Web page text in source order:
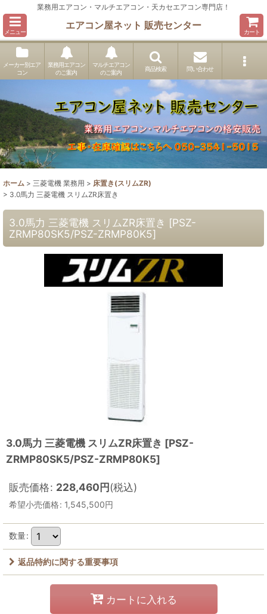
業務用エアコン・マルチエアコン・天カセエアコン専門店！
メニュー
エアコン屋ネット 販売センター
カート
メーカー別エア
コン
業務用エアコン
のご案内
マルチエアコン
のご案内
商品検索 問い合わせ
ホーム > 三菱電機 業務用 > 床置き(スリムZR)
> 3.0馬力 三菱電機 スリムZR床置き
3.0馬力 三菱電機 スリムZR床置き [PSZ-
ZRMP80SK5/PSZ-ZRMP80K5]
3.0馬力 三菱電機 スリムZR床置き [PSZ-
ZRMP80SK5/PSZ-ZRMP80K5]
販売価格: 228,460円(税込)
希望小売価格: 1,545,500円
数量:
返品特約に関する重要事項
カートに入れる